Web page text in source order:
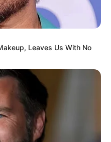
Leaves Us With No